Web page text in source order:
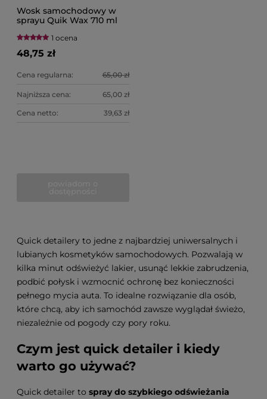
Wosk samochodowy w
sprayu Quik Wax 710 ml
1 ocena
48,75 zł
Cena regularna: 65,00 zł
Najniższa cena: 65,00 zł
Cena netto: 39,63 zł
Quick detailery to jedne z najbardziej uniwersalnych i
lubianych kosmetyków samochodowych. Pozwalają w
kilka minut odświeżyć lakier, usunąć lekkie zabrudzenia,
podbić połysk i wzmocnić ochronę bez konieczności
pełnego mycia auta. To idealne rozwiązanie dla osób,
które chcą, aby ich samochód zawsze wyglądał świeżo,
niezależnie od pogody czy pory roku.
Czym jest quick detailer i kiedy
warto go używać?
Quick detailer to spray do szybkiego odświeżania